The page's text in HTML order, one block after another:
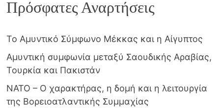
Πρόσφατες Αναρτήσεις
Το Αμυντικό Σύμφωνο Μέκκας και η Αίγυπτος
Αμυντική συμφωνία μεταξύ Σαουδικής Αραβίας,
Τουρκία και Πακιστάν
NATO – Ο χαρακτήρας, η δομή και η λειτουργία
της Βορειοατλαντικής Συμμαχίας